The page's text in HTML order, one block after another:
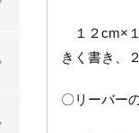
１２cm×
きく書き、
〇リーバー